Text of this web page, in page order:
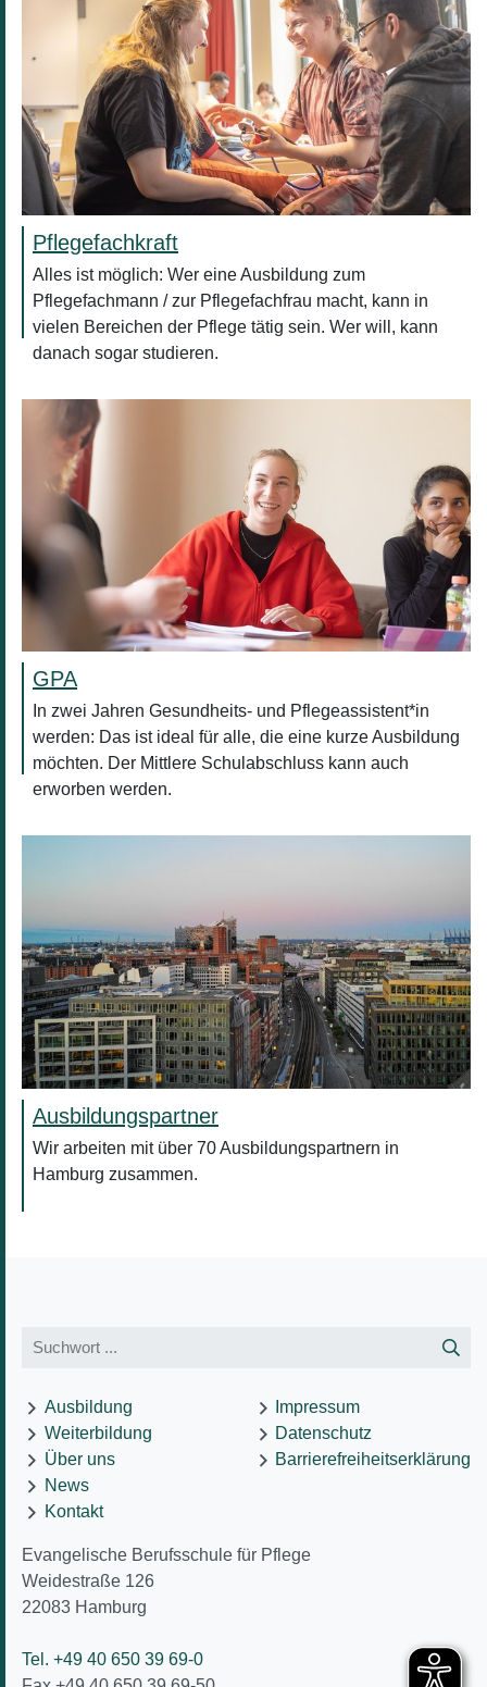
Pflegefachkraft
Alles ist möglich: Wer eine Ausbildung zum
Pflegefachmann / zur Pflegefachfrau macht, kann in
vielen Bereichen der Pflege tätig sein. Wer will, kann
danach sogar studieren.
GPA
In zwei Jahren Gesundheits- und Pflegeassistent*in
werden: Das ist ideal für alle, die eine kurze Ausbildung
möchten. Der Mittlere Schulabschluss kann auch
erworben werden.
Ausbildungspartner
Wir arbeiten mit über 70 Ausbildungspartnern in
Hamburg zusammen.
Ausbildung
Weiterbildung
Über uns
News
Kontakt
Impressum
Datenschutz
Barrierefreiheitserklärung
Evangelische Berufsschule für Pflege
Weidestraße 126
22083 Hamburg
Tel. +49 40 650 39 69-0